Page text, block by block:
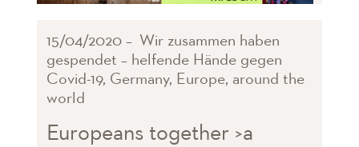
15/04/2020 – Wir zusammen haben
gespendet – helfende Hände gegen
Covid-19, Germany, Europe, around the
world
Europeans together >a